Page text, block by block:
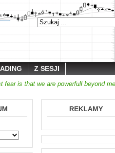
Z SESJI
fear is that we are powerfull beyond
REKLAMY